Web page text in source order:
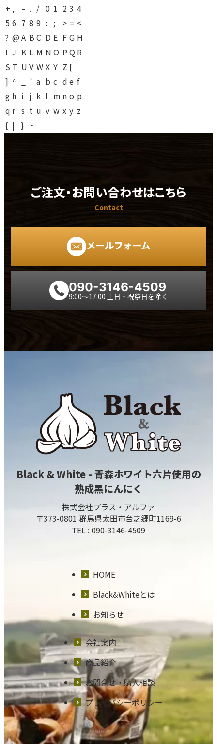
+ , – . / 0 1 2 3 4
5 6 7 8 9 : ; > = <
? @ A B C D E F G H
I J K L M N O P Q R
S T U V W X Y Z [
] ^ ` a b c d e f
g h i j k l m n o p
q r s t u v w x y z
{ | } ~
ご注文・お問い合わせはこちら
Contact
メールフォーム
090-3146-4509
9:00～17:00 土日・祝祭日を除く
Black & White - 青森ホワイト六片使用の
熟成黒にんにく
株式会社プラス・アルファ
〒373-0801 群馬県太田市台之郷町1169-6
TEL : 090-3146-4509
HOME
Black&Whiteとは
お知らせ
会社案内
商品紹介
お問合せ・購入相談
プライバシーポリシー